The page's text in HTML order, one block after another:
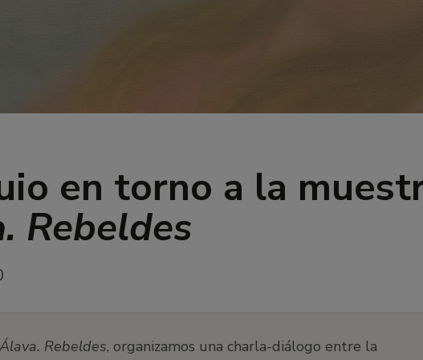
en torno a la
Rebeldes
Rebeldes, organizamos una charla-diálogo entre la